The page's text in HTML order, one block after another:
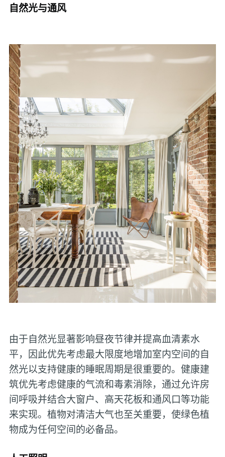
自然光与通风
由于自然光显著影响昼夜节律并提高血清素水
平，因此优先考虑最大限度地增加室内空间的自
然光以支持健康的睡眠周期是很重要的。健康建
筑优先考虑健康的气流和毒素消除，通过允许房
间呼吸并结合大窗户、高天花板和通风口等功能
来实现。植物对清洁大气也至关重要，使绿色植
物成为任何空间的必备品。